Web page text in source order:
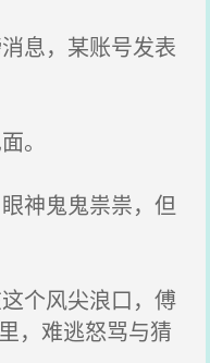
息，某账号发表
。
神鬼鬼祟祟，但
个风尖浪口，傅
，难逃怒骂与猜